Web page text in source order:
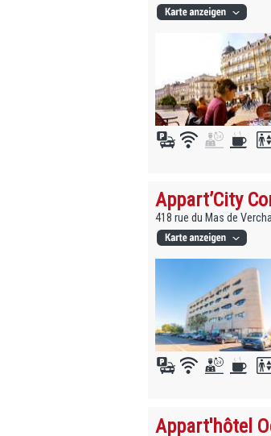
Appart’City
418 rue du Mas de
Appart'hôtel